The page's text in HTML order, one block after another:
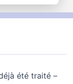
été traité –